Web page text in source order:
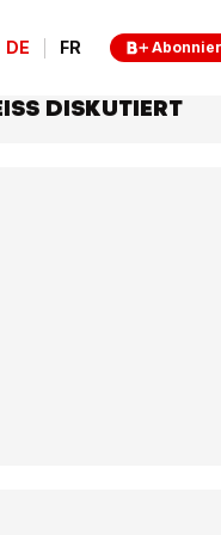
DE FR
DISKUTIERT